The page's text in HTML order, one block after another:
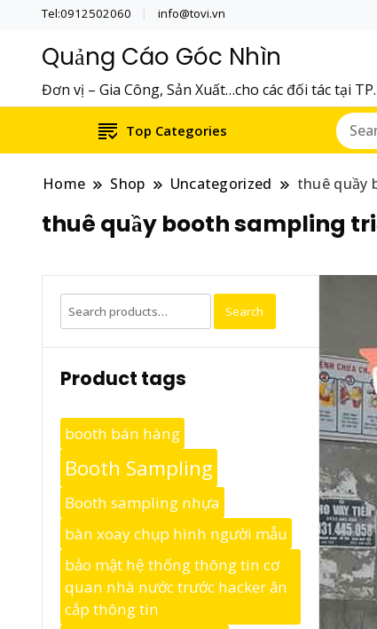
Tel:0912502060 info@tovi.vn
Quảng Cáo Góc Nhìn
Đơn vị – Gia Công, Sản Xuất…cho các đối tác tại
Top Categories
Home Shop Uncategorized thuê quầy
thuê quầy booth sampling
Search
for:
Search
Product tags
booth bán hàng
Booth Sampling
Booth sampling nhựa
bàn xoay chụp hình người mẫu
bảo mật hệ thống thông tin cơ
quan nhà nước trước hacker ăn
cắp thông tin